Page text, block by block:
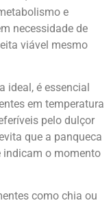
e
necessidade de
viável mesmo
ideal, é essencial
em temperatura
pelo dulçor
que a panqueca
indicam o momento
como chia ou